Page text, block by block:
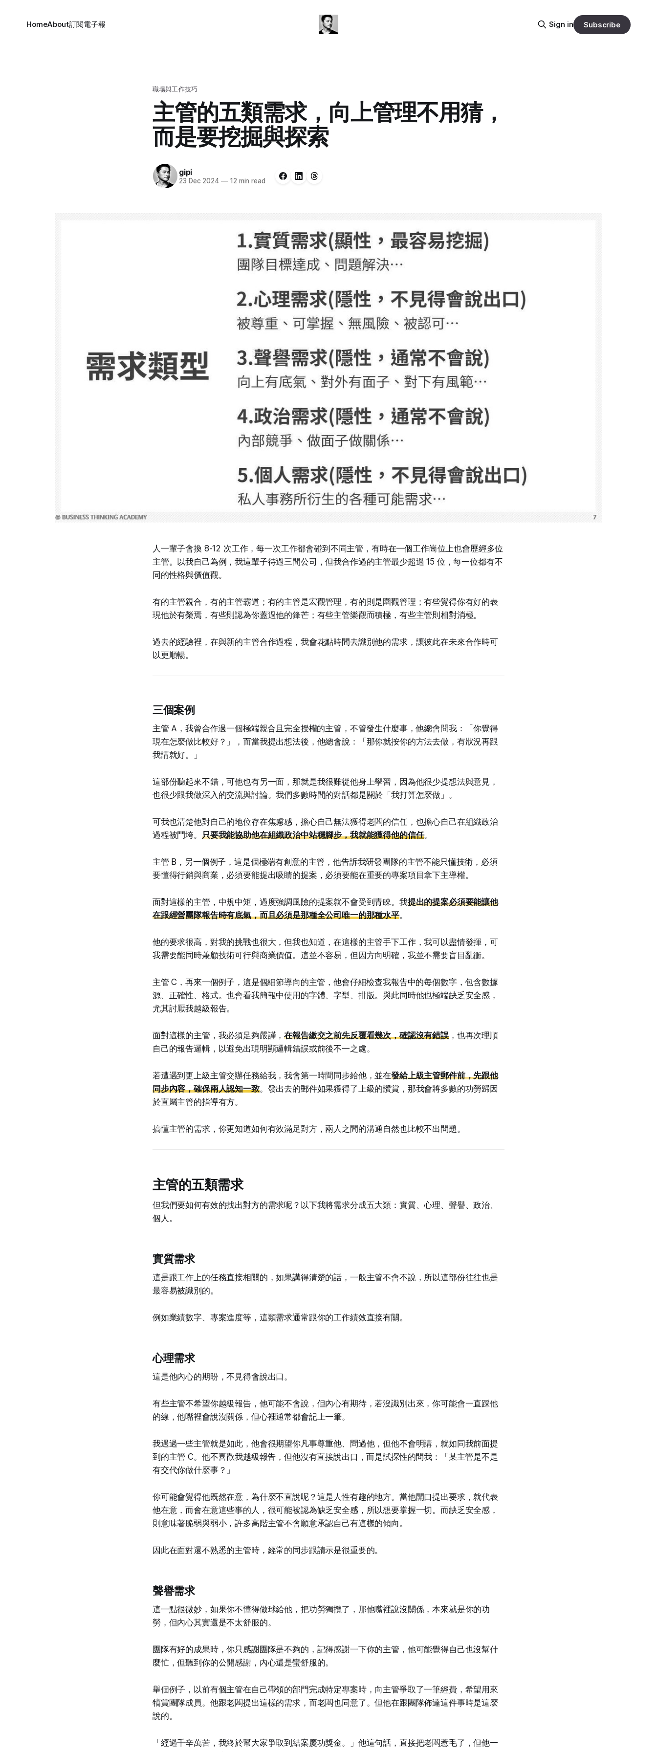
HomeAbout訂閱電子報 Sign in Subscribe
職場與工作技巧
主管的五類需求，向上管理不用猜，
而是要挖掘與探索
gipi
23 Dec 2024 —12 min read
人一輩子會換 8-12 次工作，每一次工作都會碰到不同主管，有時在一個工作崗位上也會歷經多位
主管。以我自己為例，我這輩子待過三間公司，但我合作過的主管最少超過 15 位，每一位都有不
同的性格與價值觀。
有的主管親合，有的主管霸道；有的主管是宏觀管理，有的則是圍觀管理；有些覺得你有好的表
現他於有榮焉，有些則認為你蓋過他的鋒芒；有些主管樂觀而積極，有些主管則相對消極。
過去的經驗裡，在與新的主管合作過程，我會花點時間去識別他的需求，讓彼此在未來合作時可
以更順暢。
三個案例
主管 A，我曾合作過一個極端親合且完全授權的主管，不管發生什麼事，他總會問我：「你覺得
現在怎麼做比較好？」，而當我提出想法後，他總會說：「那你就按你的方法去做，有狀況再跟
我講就好。」
這部份聽起來不錯，可他也有另一面，那就是我很難從他身上學習，因為他很少提想法與意見，
也很少跟我做深入的交流與討論。我們多數時間的對話都是關於「我打算怎麼做」。
可我也清楚他對自己的地位存在焦慮感，擔心自己無法獲得老闆的信任，也擔心自己在組織政治
過程被鬥垮。 只要我能協助他在組織政治中站穩腳步，我就能獲得他的信任。
主管 B，另一個例子，這是個極端有創意的主管，他告訴我研發團隊的主管不能只懂技術，必須
要懂得行銷與商業，必須要能提出吸睛的提案，必須要能在重要的專案項目拿下主導權。
面對這樣的主管，中規中矩，過度強調風險的提案就不會受到青睞。我提出的提案必須要能讓他
在跟經營團隊報告時有底氣，而且必須是那種全公司唯一的那種水平。
他的要求很高，對我的挑戰也很大，但我也知道，在這樣的主管手下工作，我可以盡情發揮，可
我需要能同時兼顧技術可行與商業價值。這並不容易，但因方向明確，我並不需要盲目亂衝。
主管 C，再來一個例子，這是個細節導向的主管，他會仔細檢查我報告中的每個數字，包含數據
源、正確性、格式。也會看我簡報中使用的字體、字型、排版。與此同時他也極端缺乏安全感，
尤其討厭我越級報告。
面對這樣的主管，我必須足夠嚴謹，在報告繳交之前先反覆看幾次，確認沒有錯誤，也再次理順
自己的報告邏輯，以避免出現明顯邏輯錯誤或前後不一之處。
若遭遇到更上級主管交辦任務給我，我會第一時間同步給他，並在發給上級主管郵件前，先跟他
同步內容，確保兩人認知一致。發出去的郵件如果獲得了上級的讚賞，那我會將多數的功勞歸因
於直屬主管的指導有方。
搞懂主管的需求，你更知道如何有效滿足對方，兩人之間的溝通自然也比較不出問題。
主管的五類需求
但我們要如何有效的找出對方的需求呢？以下我將需求分成五大類：實質、心理、聲譽、政治、
個人。
實質需求
這是跟工作上的任務直接相關的，如果講得清楚的話，一般主管不會不說，所以這部份往往也是
最容易被識別的。
例如業績數字、專案進度等，這類需求通常跟你的工作績效直接有關。
心理需求
這是他內心的期盼，不見得會說出口。
有些主管不希望你越級報告，他可能不會說，但內心有期待，若沒識別出來，你可能會一直踩他
的線，他嘴裡會說沒關係，但心裡通常都會記上一筆。
我遇過一些主管就是如此，他會很期望你凡事尊重他、問過他，但他不會明講，就如同我前面提
到的主管 C。他不喜歡我越級報告，但他沒有直接說出口，而是試探性的問我：「某主管是不是
有交代你做什麼事？」
你可能會覺得他既然在意，為什麼不直說呢？這是人性有趣的地方。當他開口提出要求，就代表
他在意，而會在意這些事的人，很可能被認為缺乏安全感，所以想要掌握一切。而缺乏安全感，
則意味著脆弱與弱小，許多高階主管不會願意承認自己有這樣的傾向。
因此在面對還不熟悉的主管時，經常的同步跟請示是很重要的。
聲譽需求
這一點很微妙，如果你不懂得做球給他，把功勞獨攬了，那他嘴裡說沒關係，本來就是你的功
勞，但內心其實還是不太舒服的。
團隊有好的成果時，你只感謝團隊是不夠的，記得感謝一下你的主管，他可能覺得自己也沒幫什
麼忙，但聽到你的公開感謝，內心還是蠻舒服的。
舉個例子，以前有個主管在自己帶領的部門完成特定專案時，向主管爭取了一筆經費，希望用來
犒賞團隊成員。他跟老闆提出這樣的需求，而老闆也同意了。但他在跟團隊佈達這件事時是這麼
說的。
「經過千辛萬苦，我終於幫大家爭取到結案慶功獎金。」他這句話，直接把老闆惹毛了，但他一